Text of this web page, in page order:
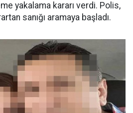
yakalama kararı verdi. Polis,
sanığı aramaya başladı.